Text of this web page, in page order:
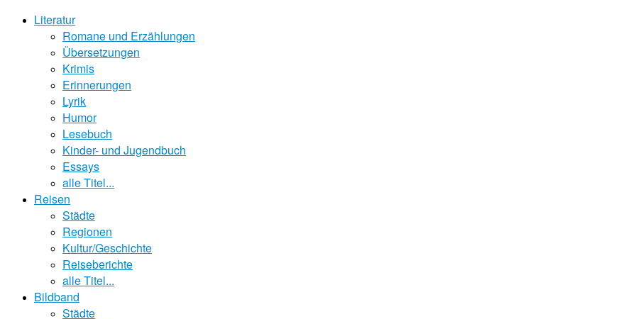
Literatur
Romane und Erzählungen
Übersetzungen
Krimis
Erinnerungen
Lyrik
Humor
Lesebuch
Kinder- und Jugendbuch
Essays
alle Titel...
Reisen
Städte
Regionen
Kultur/Geschichte
Reiseberichte
alle Titel...
Bildband
Städte